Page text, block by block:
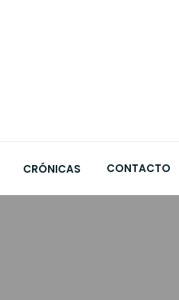
CRÓNICAS CONTACTO